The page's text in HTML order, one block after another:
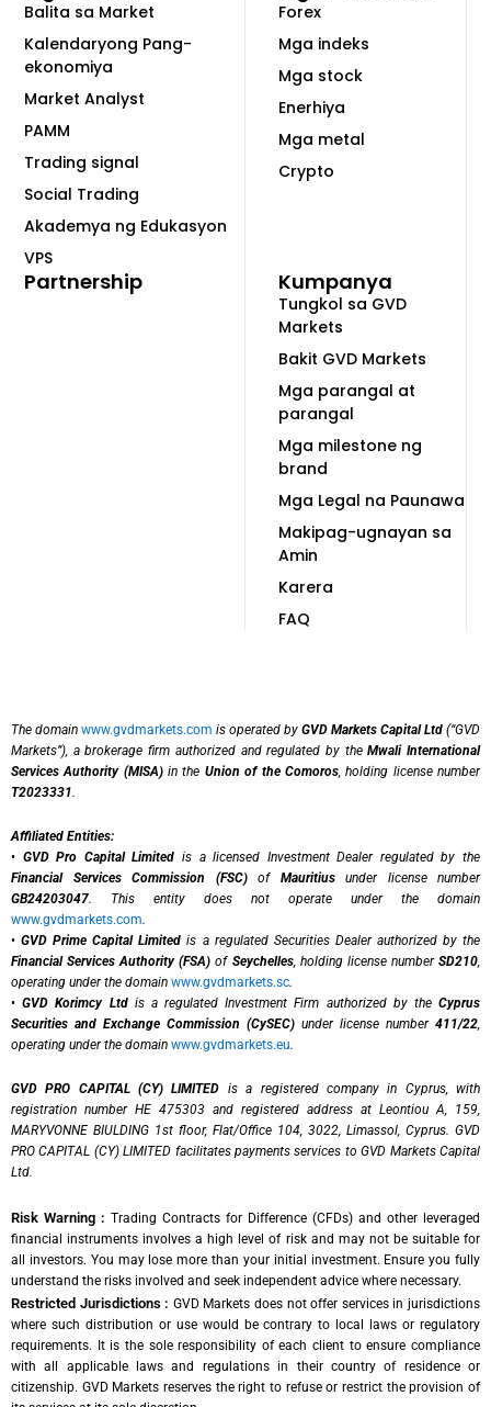
Forex
Mga indeks
Mga stock
Enerhiya
Mga metal
Crypto
Balita sa Market
Kalendaryong Pang-
ekonomiya
Market Analyst
PAMM
Trading signal
Social Trading
Akademya ng Edukasyon
VPS
Kumpanya
Tungkol sa GVD
Markets
Bakit GVD Markets
Mga parangal at
parangal
Mga milestone ng
brand
Mga Legal na Paunawa
Makipag-ugnayan sa
Amin
Karera
FAQ
Partnership
The domain www.gvdmarkets.com is operated by GVD Markets Capital Ltd (“GVD
Markets”), a brokerage firm authorized and regulated by theMwali International
Services Authority (MISA)in the Union of the Comoros, holding license number
T2023331.
Affiliated Entities:
• GVD Pro Capital Limited is a licensed Investment Dealer regulated by the
Financial Services Commission (FSC)of Mauritiusunder license number
GB24203047. This entity does not operate under the domain
www.gvdmarkets.com.
•GVD Prime Capital Limited is a regulated Securities Dealer authorized by the
Financial Services Authority (FSA) of Seychelles, holding license numberSD210,
operating under the domain www.gvdmarkets.sc.
•GVD Korimcy Ltdis a regulated Investment Firm authorized by theCyprus
Securities and Exchange Commission (CySEC) under license number 411/22,
operating under the domain www.gvdmarkets.eu.
GVD PRO CAPITAL (CY) LIMITED is a registered company in Cyprus, with
registration number HE 475303 and registered address at Leontiou A, 159,
MARYVONNE BIULDING 1st floor, Flat/Office 104, 3022, Limassol, Cyprus. GVD
PRO CAPITAL (CY) LIMITED facilitates payments services to GVD Markets Capital
Ltd.
Risk Warning : Trading Contracts for Difference (CFDs) and other leveraged
financial instruments involves a high level of risk and may not be suitable for
all investors. You may lose more than your initial investment. Ensure you fully
understand the risks involved and seek independent advice where necessary.
Restricted Jurisdictions : GVD Markets does not offer services in jurisdictions
where such distribution or use would be contrary to local laws or regulatory
requirements. It is the sole responsibility of each client to ensure compliance
with all applicable laws and regulations in their country of residence or
citizenship. GVD Markets reserves the right to refuse or restrict the provision of